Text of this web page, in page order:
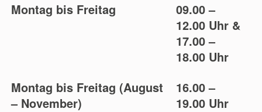
Montag bis Freitag
09.00 –
12.00 Uhr &
17.00 –
18.00 Uhr
Montag bis Freitag (August
– November)
16.00 –
19.00 Uhr